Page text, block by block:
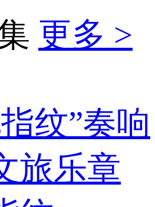
更多 >
纹”奏响
旅乐章